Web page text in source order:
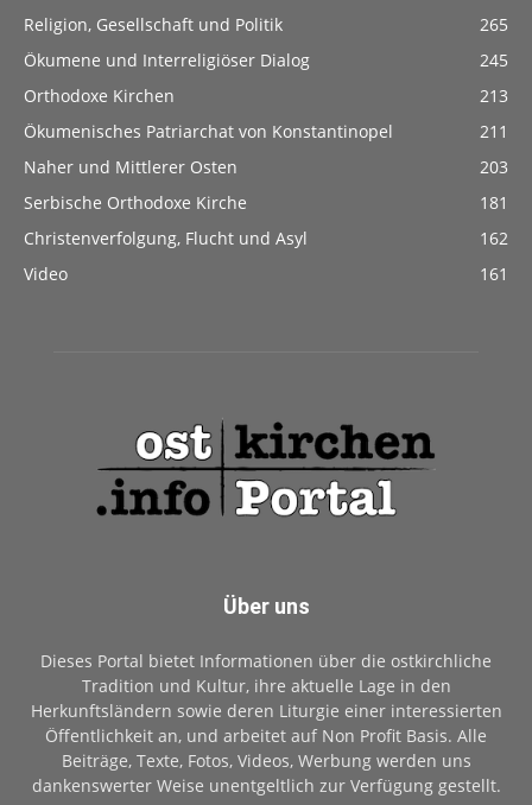
Religion, Gesellschaft und Politik
265
Ökumene und Interreligiöser Dialog
245
Orthodoxe Kirchen
213
Ökumenisches Patriarchat von Konstantinopel
211
Naher und Mittlerer Osten
203
Serbische Orthodoxe Kirche
181
Christenverfolgung, Flucht und Asyl
162
Video
161
Über uns
Dieses Portal bietet Informationen über die ostkirchliche
Tradition und Kultur, ihre aktuelle Lage in den
Herkunftsländern sowie deren Liturgie einer interessierten
Öffentlichkeit an, und arbeitet auf Non Profit Basis. Alle
Beiträge, Texte, Fotos, Videos, Werbung werden uns
dankenswerter Weise unentgeltlich zur Verfügung gestellt.